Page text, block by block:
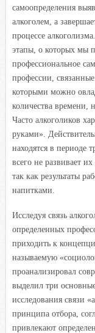
самоопределения
алкоголем, а
процессе
этапы, о которых мы
профессиональное
профессии,
которыми можно
количества времени,
Часто алкоголиков
руками».
находятся в периоде
всего не развивает
так как результаты
напитками.
Исследуя связь
определенных
приходить к
называемую
проанализировал
выделил три
исследования связи
принципа отбора,
привлекают